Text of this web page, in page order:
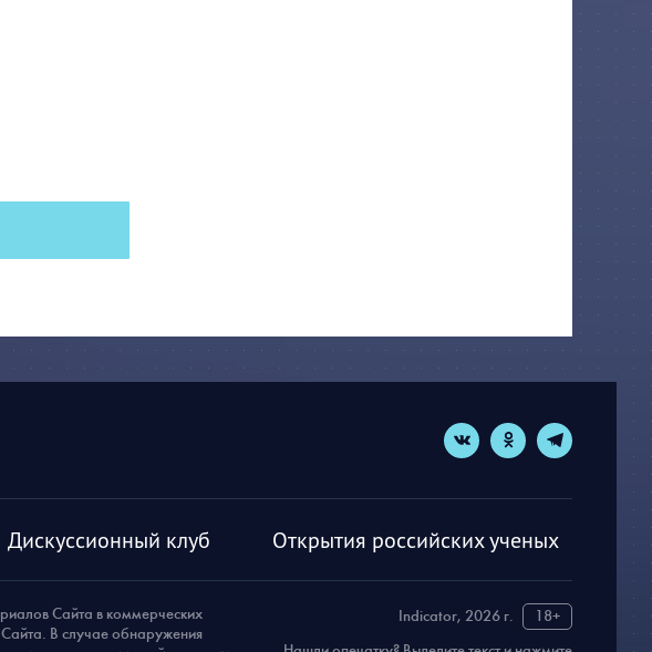
Дискуссионный клуб Открытия российских ученых
Indicator, 2026 г.
18+
Сайта в коммерческих
В случае обнаружения